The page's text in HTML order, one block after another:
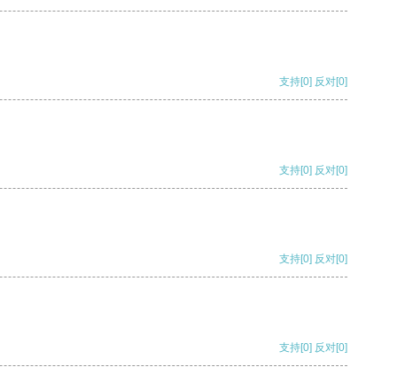
支持[0] 反对[0]
支持[0] 反对[0]
支持[0] 反对[0]
支持[0] 反对[0]